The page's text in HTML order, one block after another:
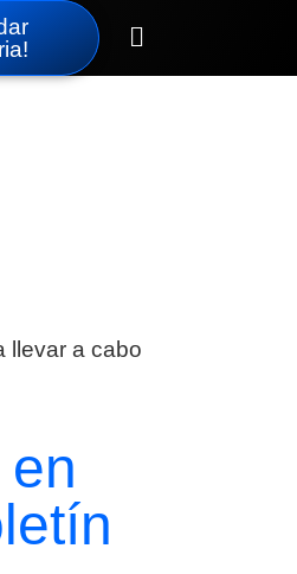
llevar a cabo